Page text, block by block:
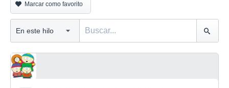
Marcar como favorito